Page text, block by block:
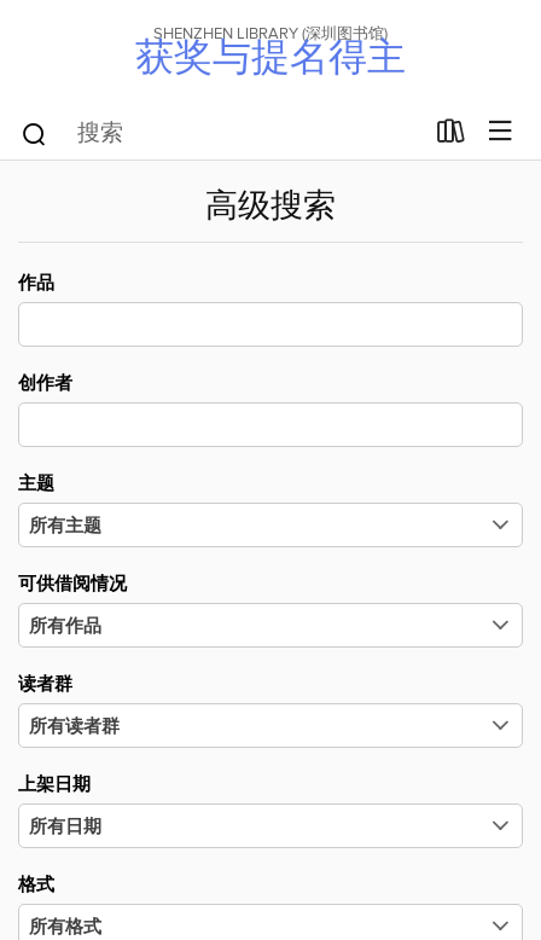
SHENZHEN LIBRARY (深圳图书馆)
获奖与提名得主
高级搜索
作品
创作者
主题
可供借阅情况
读者群
上架日期
格式